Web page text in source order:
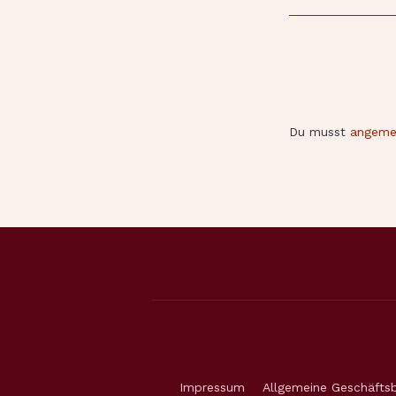
Du musst
Impressum Allgemeine